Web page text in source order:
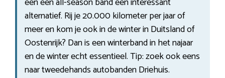
alternatief. Rij je 20.000 kilometer per jaar of
meer en kom je ook in de winter in Duitsland of
Oostenrijk? Dan is een winterband in het najaar
en de winter echt essentieel. Tip: zoek ook eens
naar tweedehands autobanden Driehuis.